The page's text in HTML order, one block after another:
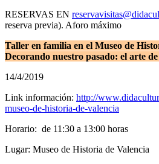
RESERVAS EN
reserva previa). Aforo máximo
Taller en familia en el Museo de
Decorando nuestro pasado: el arte
14/4/2019
Link información: http://
museo-de-historia-de-valencia
Horario: de 11:30 a 13:00 horas
Lugar: Museo de Historia de Valencia